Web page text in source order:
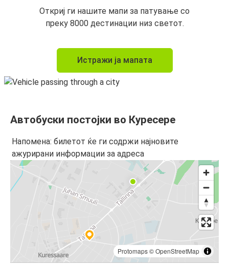
Откриј ги нашите мапи за патување со
преку 8000 дестинации низ светот.
Истражи ја мапата
Автобуски постојки во Куресере
Напомена: билетот ќе ги содржи најновите
ажурирани информации за адреса
Protomaps©OpenStreetMap